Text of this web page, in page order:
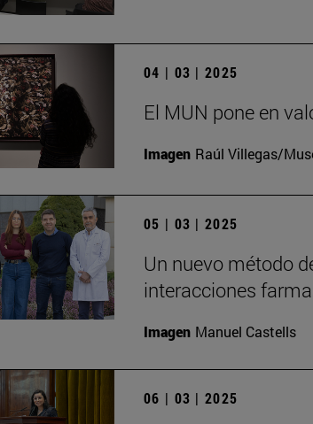
04 | 03 | 2025
El MUN pone en
Imagen Raúl Villegas/
05 | 03 | 2025
Un nuevo método
interacciones
Imagen Manuel Castells
06 | 03 | 2025